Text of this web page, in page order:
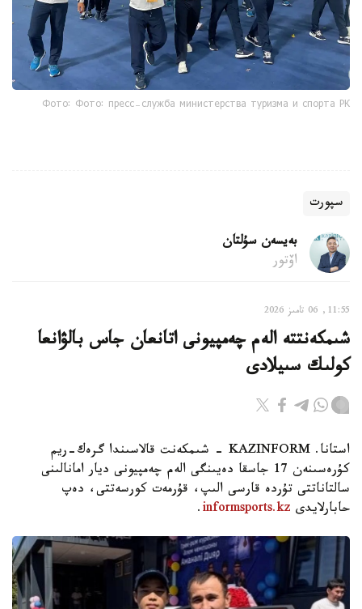
Фото: Фото: пресс-служба министерства туризма и спорта РК
سپورت
بەيسەن سۇلتان
اۆتور
11:55, 06 تامىز 2026
شىمكەنتتە الەم چەمپيونى اتانعان جاس بالۋانعا
كولىك سىيلادى
استانا. KAZINFORM - شىمكەنت قالاسىندا گرەك-ريم
كۇرەسىنەن 17 جاسقا دەيىنگى الەم چەمپيونى ديار امانالىنى
سالتاناتتى تۇردە قارسى الىپ، قۇرمەت كورسەتتى، دەپ
حابارلايدى informsports.kz
.